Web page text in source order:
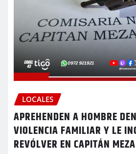
LOCALES
APREHENDEN A HOMBRE
VIOLENCIA FAMILIAR Y LE
REVÓLVER EN CAPITÁN MEZA